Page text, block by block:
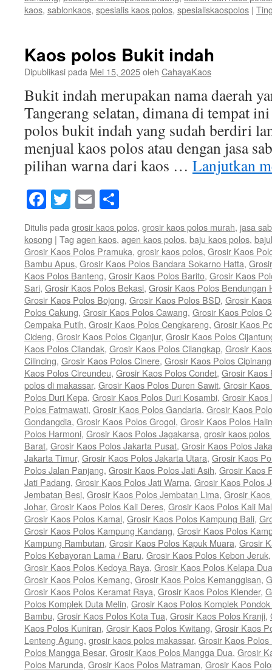
kaos, sablonkaos, spesialis kaos polos, spesialiskaospolos |
Kaos polos Bukit indah
Dipublikasi pada Mei 15, 2025oleh CahayaKaos
Bukit indah merupakan nama daerah
Tangerang selatan, dimana di tempat
polos bukit indah yang sudah berdiri
menjual kaos polos atau dengan jasa
pilihan warna dari kaos … Lanjutkan
Facebook
Twitter
Email
Ditulis pada grosir kaos polos, grosir kaos polos murah, jasa
kosong | Tag agen kaos, agen kaos polos, baju kaos polos,
Grosir Kaos Polos Pramuka, grosir kaos polos, Grosir Kaos
Bambu Apus, Grosir Kaos Polos Bandara Sokarno Hatta,
Kaos Polos Banteng, Grosir Kaos Polos Barito, Grosir Kaos
Sari, Grosir Kaos Polos Bekasi, Grosir Kaos Polos Bendungan
Grosir Kaos Polos Bojong, Grosir Kaos Polos BSD, Grosir
Polos Cakung, Grosir Kaos Polos Cawang, Grosir Kaos Polos
Cempaka Putih, Grosir Kaos Polos Cengkareng, Grosir Kaos
Cideng, Grosir Kaos Polos Ciganjur, Grosir Kaos Polos
Kaos Polos Cilandak, Grosir Kaos Polos Cilangkap, Grosir
Cilincing, Grosir Kaos Polos Cinere, Grosir Kaos Polos Cipinang
Kaos Polos Cireundeu, Grosir Kaos Polos Condet, Grosir Kaos
polos di makassar, Grosir Kaos Polos Duren Sawit, Grosir
Polos Duri Kepa, Grosir Kaos Polos Duri Kosambi, Grosir Kaos
Polos Fatmawati, Grosir Kaos Polos Gandaria, Grosir Kaos
Gondangdia, Grosir Kaos Polos Grogol, Grosir Kaos Polos
Polos Harmoni, Grosir Kaos Polos Jagakarsa, grosir kaos
Barat, Grosir Kaos Polos Jakarta Pusat, Grosir Kaos Polos
Jakarta Timur, Grosir Kaos Polos Jakarta Utara, Grosir Kaos
Polos Jalan Panjang, Grosir Kaos Polos Jati Asih, Grosir Kaos
Jati Padang, Grosir Kaos Polos Jati Warna, Grosir Kaos Polos
Jembatan Besi, Grosir Kaos Polos Jembatan Lima, Grosir
Johar, Grosir Kaos Polos Kali Deres, Grosir Kaos Polos Kali
Grosir Kaos Polos Kamal, Grosir Kaos Polos Kampung Bali,
Grosir Kaos Polos Kampung Kandang, Grosir Kaos Polos
Kampung Rambutan, Grosir Kaos Polos Kapuk Muara, Grosir
Polos Kebayoran Lama / Baru, Grosir Kaos Polos Kebon Jeruk
Grosir Kaos Polos Kedoya Raya, Grosir Kaos Polos Kelapa Dua
Grosir Kaos Polos Kemang, Grosir Kaos Polos Kemanggisan,
Grosir Kaos Polos Keramat Raya, Grosir Kaos Polos Klender,
Polos Komplek Duta Melin, Grosir Kaos Polos Komplek
Bambu, Grosir Kaos Polos Kota Tua, Grosir Kaos Polos Kranji,
Kaos Polos Kuniran, Grosir Kaos Polos Kwitang, Grosir Kaos
Lenteng Agung, grosir kaos polos makassar, Grosir Kaos
Polos Mangga Besar, Grosir Kaos Polos Mangga Dua, Grosir
Polos Marunda, Grosir Kaos Polos Matraman, Grosir Kaos